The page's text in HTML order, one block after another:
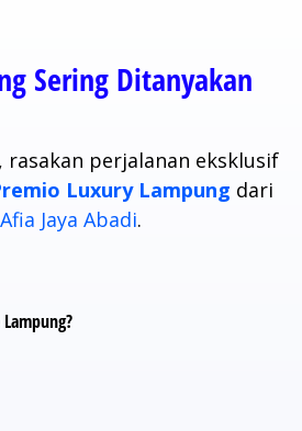
Sering Ditanyakan
rasakan perjalanan eksklusif
Luxury Lampung dari
Jaya Abadi.